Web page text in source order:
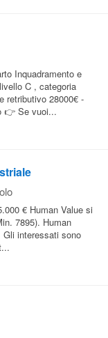
Inquadramento e
C , categoria
retributivo 28000€ -
👉 Se vuoi...
€ Human Value si
7895). Human
Gli interessati sono